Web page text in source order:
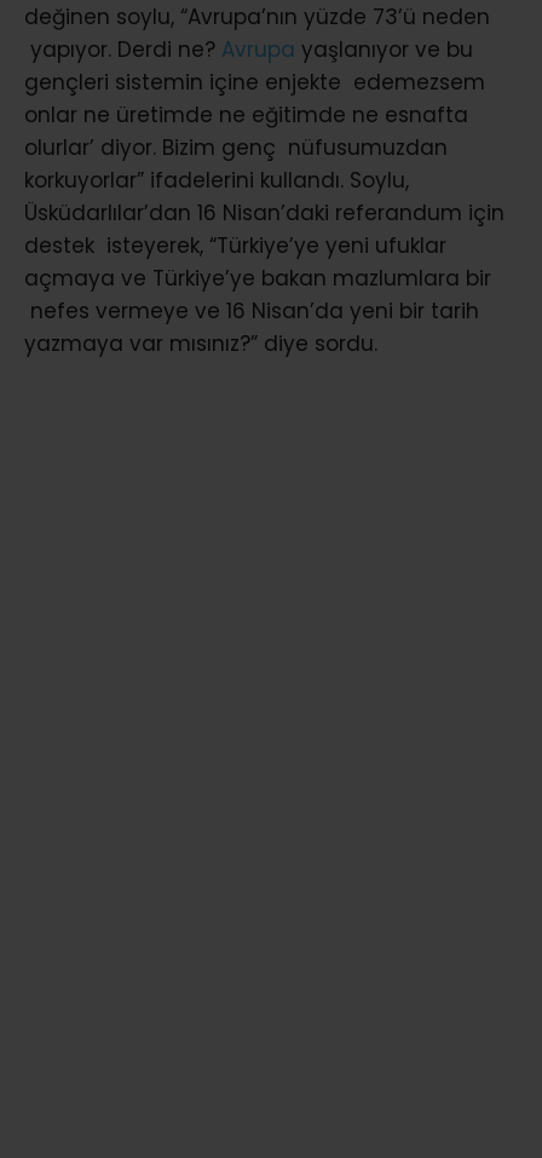
değinen soylu, “Avrupa’nın yüzde 73’ü neden
yapıyor. Derdi ne? Avrupa yaşlanıyor ve bu
gençleri sistemin içine enjekte edemezsem
onlar ne üretimde ne eğitimde ne esnafta
olurlar’ diyor. Bizim genç nüfusumuzdan
korkuyorlar” ifadelerini kullandı. Soylu,
Üsküdarlılar’dan 16 Nisan’daki referandum için
destek isteyerek, “Türkiye’ye yeni ufuklar
açmaya ve Türkiye’ye bakan mazlumlara bir
nefes vermeye ve 16 Nisan’da yeni bir tarih
yazmaya var mısınız?” diye sordu.